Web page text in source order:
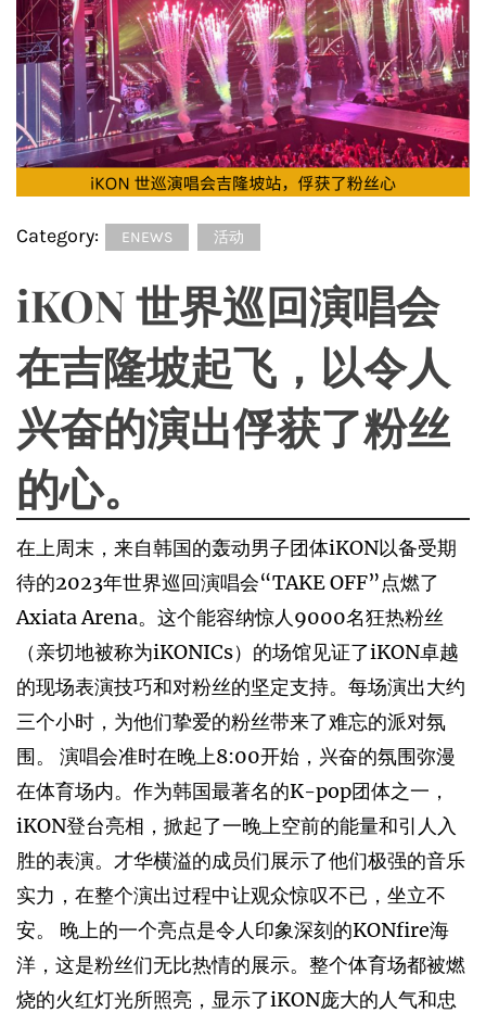
Category: ENEWS 活动
iKON 世界巡回演唱会
在吉隆坡起飞，以令人
兴奋的演出俘获了粉丝
的心。
在上周末，来自韩国的轰动男子团体iKON以备受期
待的2023年世界巡回演唱会“TAKE OFF”点燃了
Axiata Arena。这个能容纳惊人9000名狂热粉丝
（亲切地被称为iKONICs）的场馆见证了iKON卓越
的现场表演技巧和对粉丝的坚定支持。每场演出大约
三个小时，为他们挚爱的粉丝带来了难忘的派对氛
围。 演唱会准时在晚上8:00开始，兴奋的氛围弥漫
在体育场内。作为韩国最著名的K-pop团体之一，
iKON登台亮相，掀起了一晚上空前的能量和引人入
胜的表演。才华横溢的成员们展示了他们极强的音乐
实力，在整个演出过程中让观众惊叹不已，坐立不
安。 晚上的一个亮点是令人印象深刻的KONfire海
洋，这是粉丝们无比热情的展示。整个体育场都被燃
烧的火红灯光所照亮，显示了iKON庞大的人气和忠